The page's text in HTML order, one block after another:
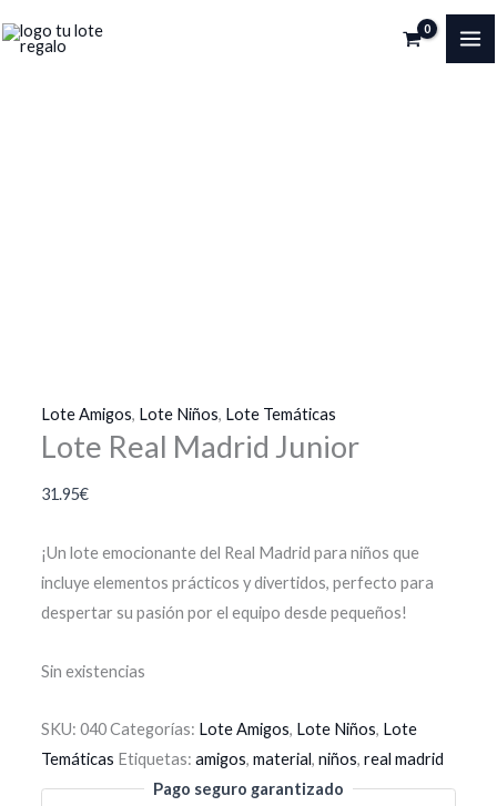
al
Lote Amigos, Lote Niños, Lote Temáticas
Lote Real Madrid Junior
31.95€
¡Un lote emocionante del Real Madrid para niños que
incluye elementos prácticos y divertidos, perfecto para
despertar su pasión por el equipo desde pequeños!
Sin existencias
SKU:040Categorías: Lote Amigos, Lote Niños, Lote
Temáticas Etiquetas:amigos,material,niños,real madrid
Pago seguro garantizado
¡Oferta!
¡Oferta!
¡Oferta!
¡Oferta!